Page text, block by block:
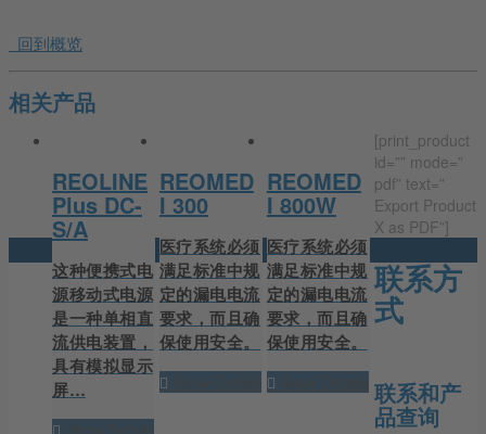
回到概览
相关产品
REOLINE
Plus DC-
S/A
这种便携式电
源移动式电源
是一种单相直
流供电装置，
具有模拟显示
屏…
REOMED
I 300
医疗系统必须
满足标准中规
定的漏电电流
要求，而且确
保使用安全。
REOMED
I 800W
医疗系统必须
满足标准中规
定的漏电电流
要求，而且确
保使用安全。
[print_product
id=”” mode=”
pdf” text=”
Export Product
X as PDF”]
联系方
式
联系和产
品查询